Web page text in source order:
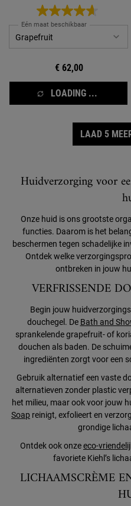
Eén maat beschikbaar
€ 62,00
LOADING ...
LAAD 5
Huidverzorging voor
Onze huid is ons grootste
functies. Daarom is het
beschermen tegen schadelijke
Ontdek welke
ontbreken in jouw
VERFRISSENDE
Begin jouw
douchegel. De Bath and
sprankelende grapefruit- of
douchen als baden. De
ingrediënten zorgt voor een
Gebruik alternatief een vaste
alternatieven zonder plastic
het milieu, maar ook voor jouw
Soap reinigt, exfolieert en
grondige
Ontdek ook onzeeco-
favoriete Kiehl’s
LICHAAMSCRÈME